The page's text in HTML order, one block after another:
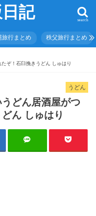
記 search
旅行まとめ 秩父旅行まとめ
ぞ！石臼挽きうどん しゅはり
うどん
どん居酒屋がつ
ん しゅはり